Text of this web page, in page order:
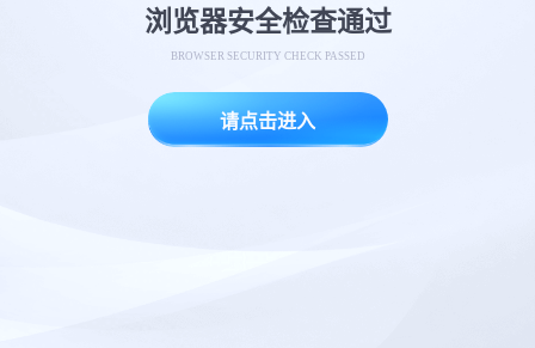
浏览器安全检查通过
BROWSER SECURITY CHECK PASSED
请点击进入